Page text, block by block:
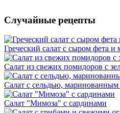
Случайные рецепты
Греческий салат с сыром фета и
Салат из свежих помидоров с
Салат с сельдью,
Салат "Мимоза" с сардинами